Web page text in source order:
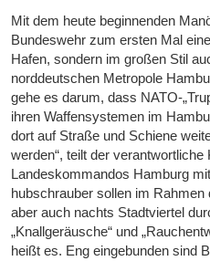
Mit dem heute beginnenden
Bundeswehr zum ersten Mal
Hafen, sondern im großen Stil
norddeutschen Metropole
gehe es darum, dass NATO-
ihren Waffensystemen im
dort auf Straße und Schiene
werden“, teilt der
Landeskommandos Hamburg
hubschrauber sollen im
aber auch nachts Stadtviertel
„Knallgeräusche“ und
heißt es. Eng eingebunden sind